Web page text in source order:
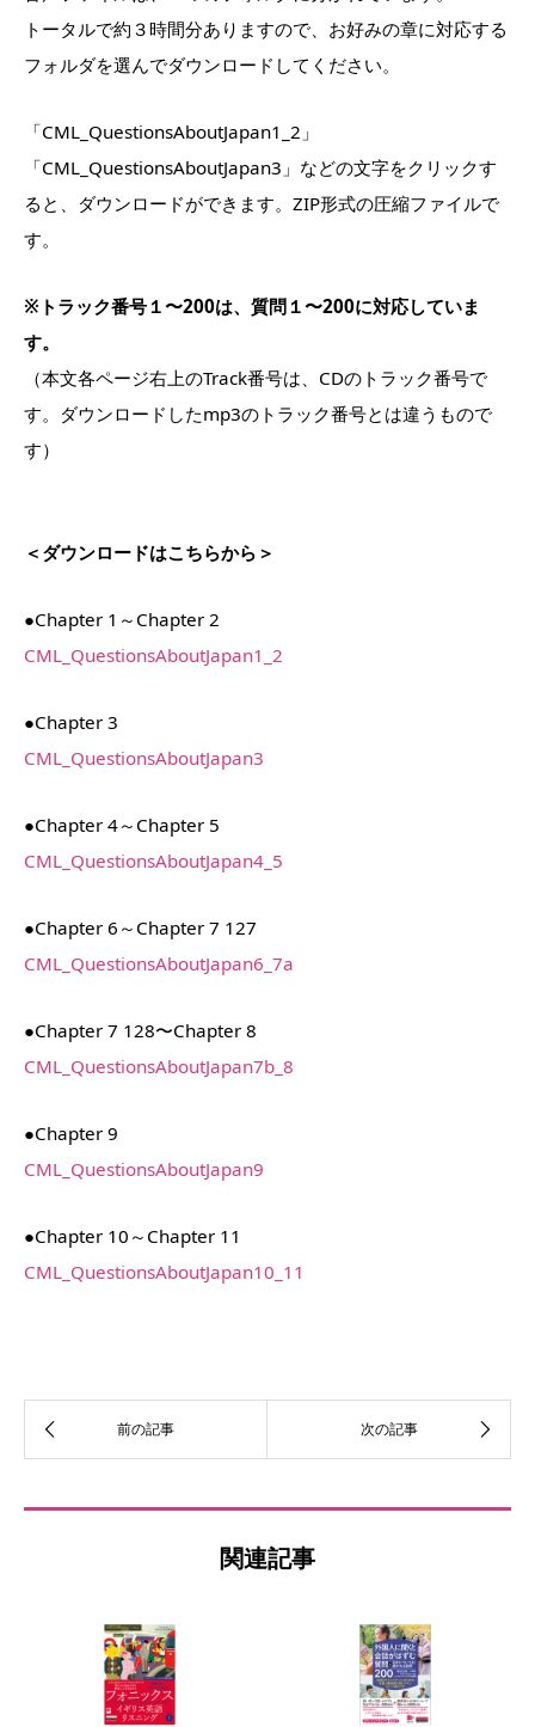
トータルで約３時間分ありますので、お好みの章に対応する
フォルダを選んでダウンロードしてください。
「CML_QuestionsAboutJapan1_2」
「CML_QuestionsAboutJapan3」などの文字をクリックす
ると、ダウンロードができます。ZIP形式の圧縮ファイルで
す。
※トラック番号１〜200は、質問１〜200に対応していま
す。
（本文各ページ右上のTrack番号は、CDのトラック番号で
す。ダウンロードしたmp3のトラック番号とは違うもので
す）
＜ダウンロードはこちらから＞
●Chapter 1～Chapter 2
CML_QuestionsAboutJapan1_2
●Chapter 3
CML_QuestionsAboutJapan3
●Chapter 4～Chapter 5
CML_QuestionsAboutJapan4_5
●Chapter 6～Chapter 7 127
CML_QuestionsAboutJapan6_7a
●Chapter 7 128〜Chapter 8
CML_QuestionsAboutJapan7b_8
●Chapter 9
CML_QuestionsAboutJapan9
●Chapter 10～Chapter 11
CML_QuestionsAboutJapan10_11
関連記事